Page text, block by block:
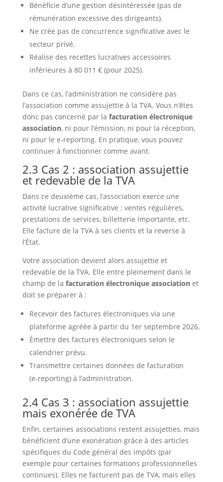
Bénéficie d’une gestion désintéressée (pas de
rémunération excessive des dirigeants).
Ne crée pas de concurrence significative avec le
secteur privé.
Réalise des recettes lucratives accessoires
inférieures à 80 011 € (pour 2025).
Dans ce cas, l’administration ne considère pas
l’association comme assujettie à la TVA. Vous n’êtes
donc pas concerné par la facturation électronique
association, ni pour l’émission, ni pour la réception,
ni pour le e‑reporting. En pratique, vous pouvez
continuer à fonctionner comme avant.
2.3 Cas 2 : association assujettie
et redevable de la TVA
Dans ce deuxième cas, l’association exerce une
activité lucrative significative : ventes régulières,
prestations de services, billetterie importante, etc.
Elle facture de la TVA à ses clients et la reverse à
l’État.
Votre association devient alors assujettie et
redevable de la TVA. Elle entre pleinement dans le
champ de la facturation électronique associationet
doit se préparer à :
Recevoir des factures électroniques via une
plateforme agréée à partir du 1er septembre 2026.
Émettre des factures électroniques selon le
calendrier prévu.
Transmettre certaines données de facturation
(e‑reporting) à l’administration.
2.4 Cas 3 : association assujettie
mais exonérée de TVA
Enfin, certaines associations restent assujetties, mais
bénéficient d’une exonération grâce à des articles
spécifiques du Code général des impôts (par
exemple pour certaines formations professionnelles
continues). Elles ne facturent pas de TVA, mais elles